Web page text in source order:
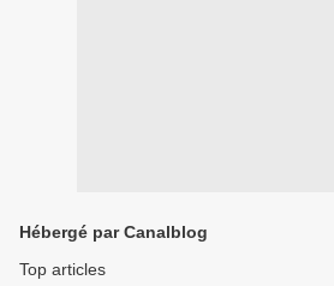
Hébergé par Canalblog
Top articles